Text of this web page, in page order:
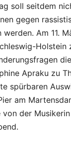
soll seitdem
gegen
Am 11.
Apraku zu
spürbaren
am
der